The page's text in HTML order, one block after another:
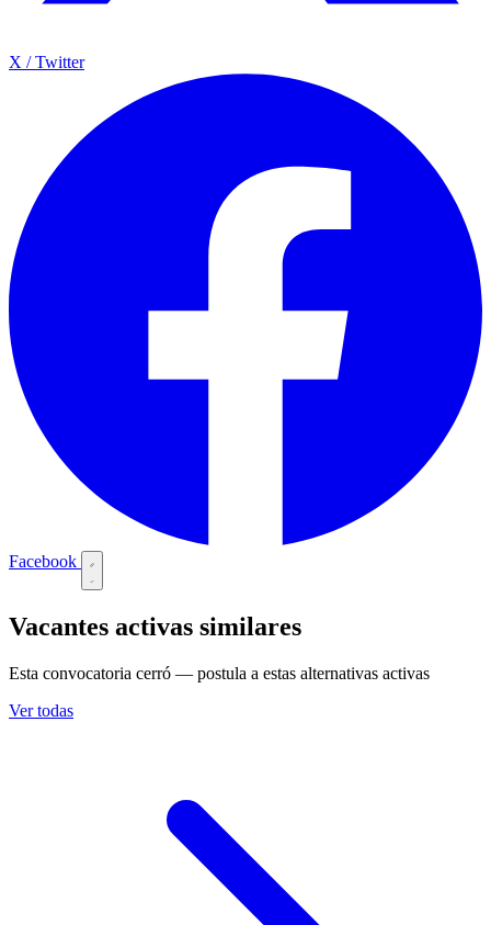
X / Twitter
Facebook
Vacantes activas similares
Esta convocatoria cerró — postula a estas alternativas activas
Ver todas